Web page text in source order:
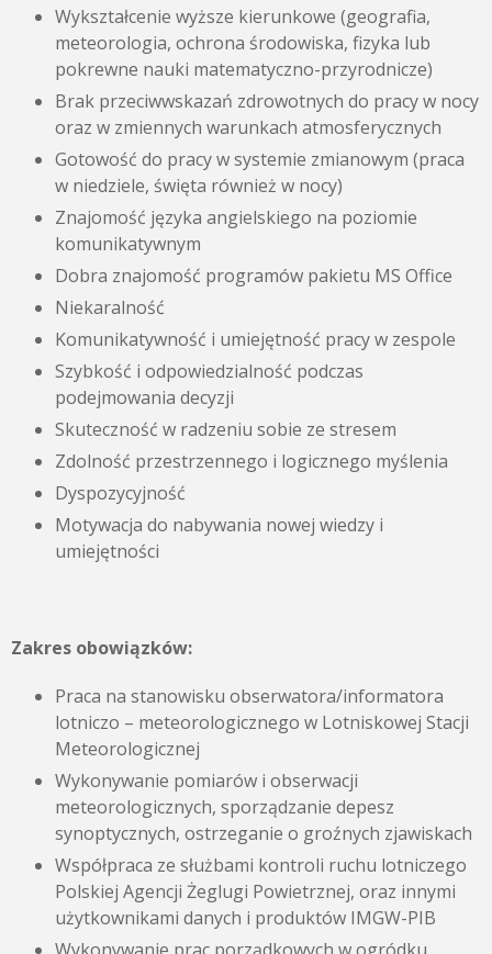
Wykształcenie wyższe kierunkowe (geografia,
meteorologia, ochrona środowiska, fizyka lub
pokrewne nauki matematyczno-przyrodnicze)
Brak przeciwwskazań zdrowotnych do pracy w nocy
oraz w zmiennych warunkach atmosferycznych
Gotowość do pracy w systemie zmianowym (praca
w niedziele, święta również w nocy)
Znajomość języka angielskiego na poziomie
komunikatywnym
Dobra znajomość programów pakietu MS Office
Niekaralność
Komunikatywność i umiejętność pracy w zespole
Szybkość i odpowiedzialność podczas
podejmowania decyzji
Skuteczność w radzeniu sobie ze stresem
Zdolność przestrzennego i logicznego myślenia
Dyspozycyjność
Motywacja do nabywania nowej wiedzy i
umiejętności
Zakres obowiązków:
Praca na stanowisku obserwatora/informatora
lotniczo – meteorologicznego w Lotniskowej Stacji
Meteorologicznej
Wykonywanie pomiarów i obserwacji
meteorologicznych, sporządzanie depesz
synoptycznych, ostrzeganie o groźnych zjawiskach
Współpraca ze służbami kontroli ruchu lotniczego
Polskiej Agencji Żeglugi Powietrznej, oraz innymi
użytkownikami danych i produktów IMGW-PIB